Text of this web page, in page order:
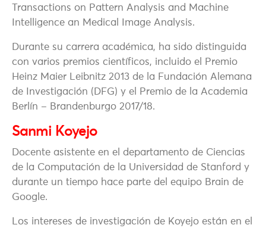
Transactions on Pattern Analysis and Machine
Intelligence an Medical Image Analysis.
Durante su carrera académica, ha sido distinguida
con varios premios científicos, incluido el Premio
Heinz Maier Leibnitz 2013 de la Fundación Alemana
de Investigación (DFG) y el Premio de la Academia
Berlín – Brandenburgo 2017/18.
Sanmi Koyejo
Docente asistente en el departamento de Ciencias
de la Computación de la Universidad de Stanford y
durante un tiempo hace parte del equipo Brain de
Google.
Los intereses de investigación de Koyejo están en el